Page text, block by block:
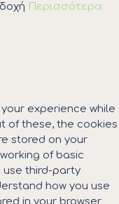
Περισσότερα
experience while
of these, the cookies
stored on your
of basic
use third-party
how you use
in your browser